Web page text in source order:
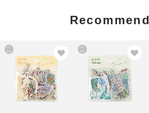
Recommend